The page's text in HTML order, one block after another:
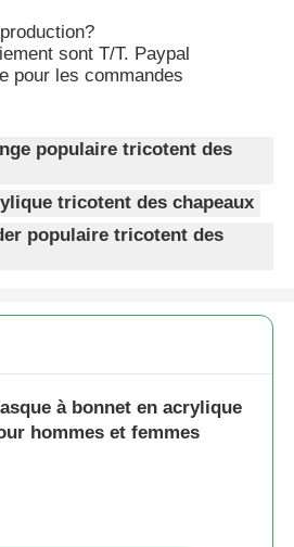
sports
hommes géniaux
des femmes
et confortables
femme
sont T/T. Paypal
pour les commandes
populaire tricotent des
tricotent des chapeaux
populaire tricotent des
à bonnet en acrylique
hommes et femmes